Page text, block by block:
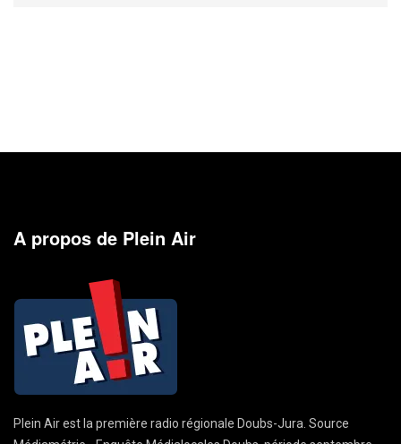
A propos de Plein Air
Plein Air est la première radio régionale Doubs-Jura. Source